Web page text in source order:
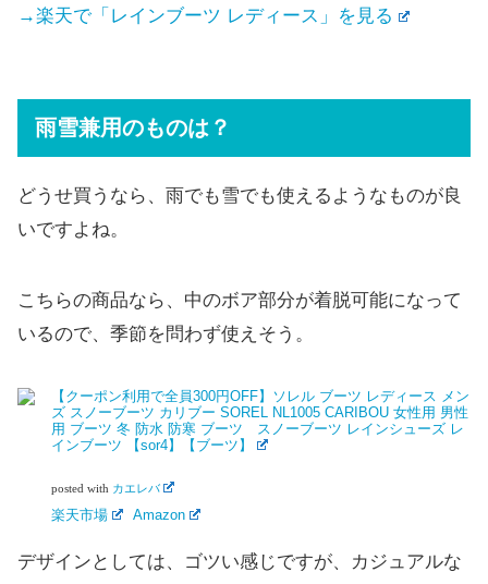
→楽天で「レインブーツ レディース」を見る
雨雪兼用のものは？
どうせ買うなら、雨でも雪でも使えるようなものが良
いですよね。
こちらの商品なら、中のボア部分が着脱可能になって
いるので、季節を問わず使えそう。
【クーポン利用で全員300円OFF】ソレル ブーツ レディース メン
ズ スノーブーツ カリブー SOREL NL1005 CARIBOU 女性用 男性
用 ブーツ 冬 防水 防寒 ブーツ スノーブーツ レインシューズ レ
インブーツ 【sor4】【ブーツ】
posted with カエレバ
楽天市場 Amazon
デザインとしては、ゴツい感じですが、カジュアルな